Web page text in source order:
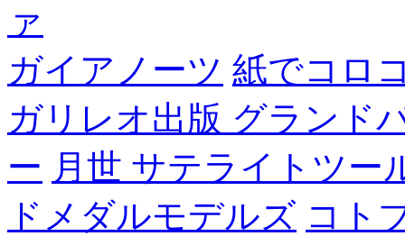
ァ
ガイアノーツ 紙でコロ
ガリレオ出版 グランド
ー 月世 サテライトツー
ドメダルモデルズ コト